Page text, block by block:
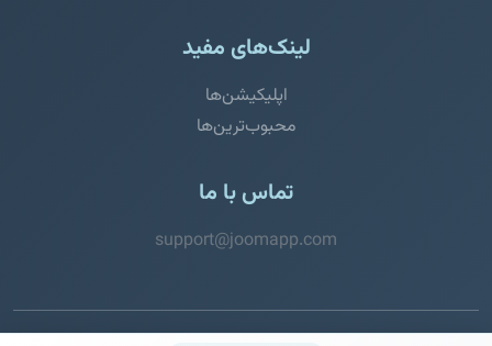
لینک‌های مفید
اپلیکیشن‌ها
محبوب‌ترین‌ها
تماس با ما
support@joomapp.com